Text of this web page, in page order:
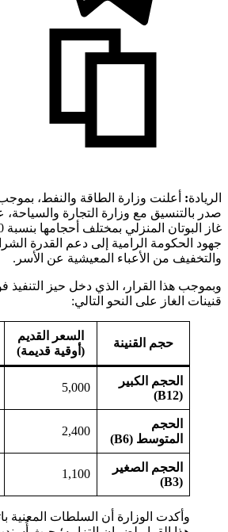
الريادة: أعلنت وزارة الطاقة والنفط،
صدر بالتنسيق مع وزارة التجارة
جهود الحكومة الرامية إلى دعم القدرة
والتخفيف من الأعباء المعيشية عن الأسر.
وبموجب هذا القرار، الذي دخل حيز التنفيذ
قنينات الغاز على النحو التالي:
حجم القنينة
السعر القديم
(أوقية قديمة)
الحجم الكبير
(B12)
5,000
الحجم
المتوسط (B6)
2,400
الحجم الصغير
(B3)
1,100
وأكدت الوزارة أن السلطات المعنية